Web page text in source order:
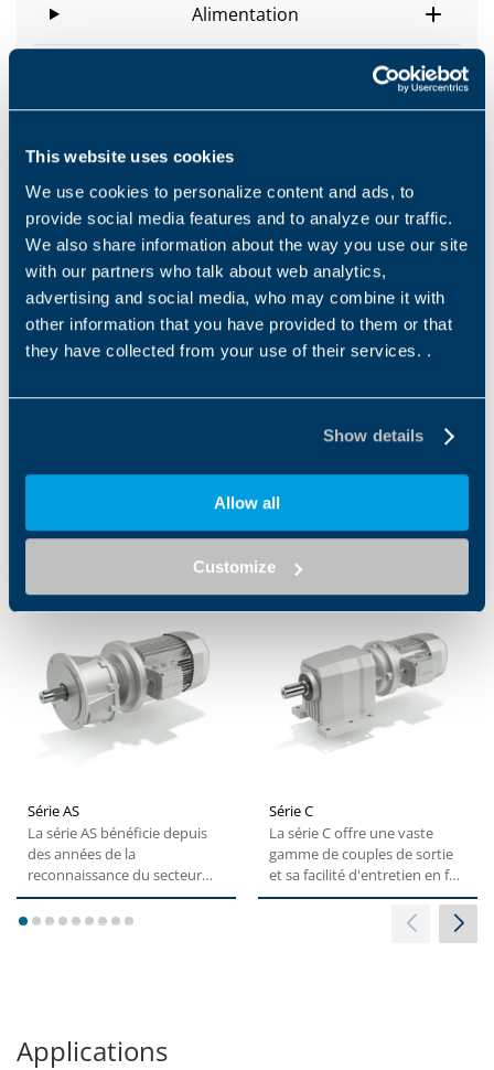
This website uses cookies
We use cookies to personalize content and ads, to
provide social media features and to analyze our traffic.
We also share information about the way you use our site
with our partners who talk about web analytics,
advertising and social media, who may combine it with
other information that you have provided to them or that
they have collected from your use of their services. .
Show details
Allow all
Customize
Alimentation
Types & Powers
Lié
Série AS
La série AS bénéficie depuis
des années de la
reconnaissance du secteur
industriel et s'est forgé...
Série C
La série C offre une vaste
gamme de couples de sortie
et sa facilité d'entretien en fait
une solution...
123456789
Applications